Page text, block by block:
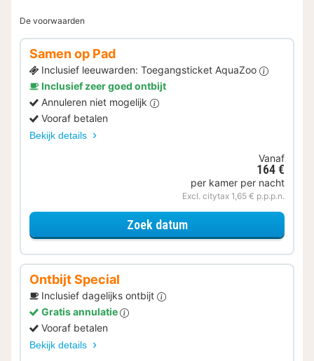
De voorwaarden
Samen op Pad
Inclusief leeuwarden: Toegangsticket AquaZoo
Inclusief zeer goed ontbijt
Annuleren niet mogelijk
Vooraf betalen
Bekijk details
Vanaf
164 €
per kamer per nacht
Excl. citytax 1,65 € p.p.p.n.
Zoek datumvoor Samen op Pad
Ontbijt Special
Inclusief dagelijks ontbijt
Gratis annulatie
Vooraf betalen
Bekijk details